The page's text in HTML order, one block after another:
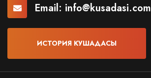
Email: info@kusadasi.com
ИСТОРИЯ КУШАДАСЫ